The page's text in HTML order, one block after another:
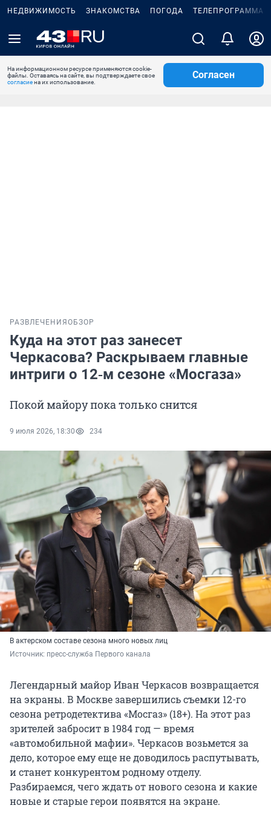
НЕДВИЖИМОСТЬ ЗНАКОМСТВА ПОГОДА ТЕЛЕПРОГРАММА
На информационном ресурсе применяются cookie-
файлы. Оставаясь на сайте, вы подтверждаете свое
согласиена их использование.
Согласен
РАЗВЛЕЧЕНИЯ ОБЗОР
Куда на этот раз занесет
Черкасова? Раскрываем главные
интриги о 12‑м сезоне «Мосгаза»
Покой майору пока только снится
9 июля 2026, 18:30 234
В актерском составе сезона много новых лиц
Источник: пресс-служба Первого канала
Легендарный майор Иван Черкасов возвращается
на экраны. В Москве завершились съемки 12-го
сезона ретродетектива «Мосгаз» (18+). На этот раз
зрителей забросит в 1984 год — время
«автомобильной мафии». Черкасов возьмется за
дело, которое ему еще не доводилось распутывать,
и станет конкурентом родному отделу.
Разбираемся, чего ждать от нового сезона и какие
новые и старые герои появятся на экране.